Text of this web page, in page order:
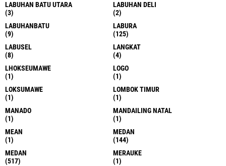
LABUHAN BATU UTARA
(3)
LABUHAN DELI
(2)
LABUHANBATU
(9)
LABURA
(125)
LABUSEL
(8)
LANGKAT
(4)
LHOKSEUMAWE
(1)
LOGO
(1)
LOKSUMAWE
(1)
LOMBOK TIMUR
(1)
MANADO
(1)
MANDAILING NATAL
(1)
MEAN
(1)
MEDAN
(144)
MEDAN
(517)
MERAUKE
(1)